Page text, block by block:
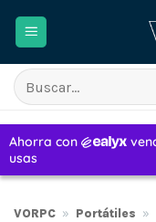
Buscar
por:
VORPC » Portátiles »